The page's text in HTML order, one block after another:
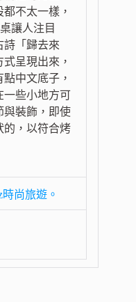
不太一樣，
讓人注目
詩「歸去來
呈現出來，
中文底子，
一些小地方可
與裝飾，即使
的，以符合烤
尚旅遊。